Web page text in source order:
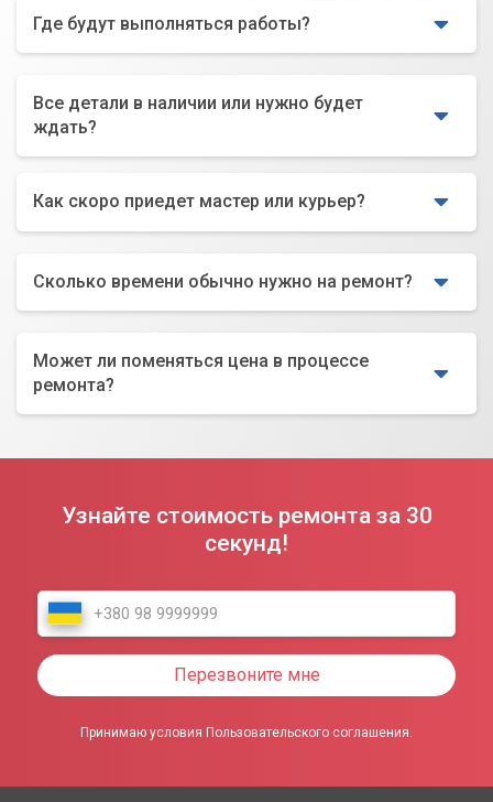
Где будут выполняться работы?
Все детали в наличии или нужно будет
ждать?
Как скоро приедет мастер или курьер?
Сколько времени обычно нужно на ремонт?
Может ли поменяться цена в процессе
ремонта?
Узнайте стоимость ремонта за 30
секунд!
Перезвоните мне
Принимаю условия Пользовательского соглашения.